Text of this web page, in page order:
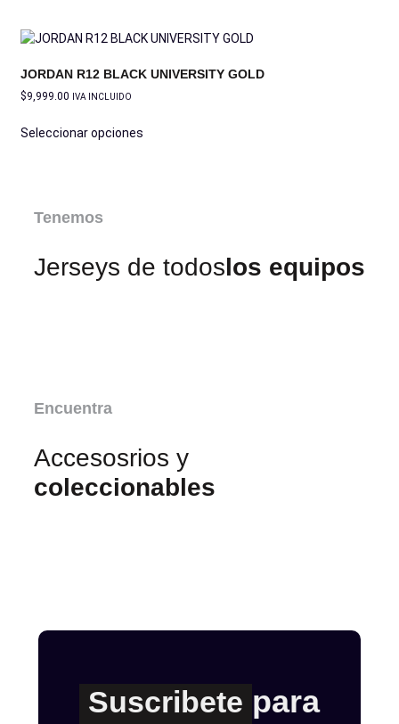
JORDAN R12 BLACK UNIVERSITY GOLD
$9,999.00 IVA INCLUIDO
Seleccionar opciones
Tenemos
Jerseys de todoslos equipos
Encuentra
Accesosrios y
coleccionables
Suscribete para